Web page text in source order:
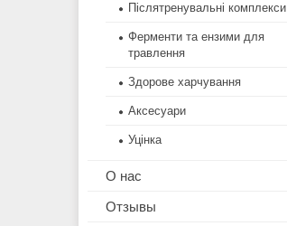
Післятренувальні комплекси
Ферменти та ензими для
травлення
Здорове харчування
Аксесуари
Уцінка
О нас
Отзывы